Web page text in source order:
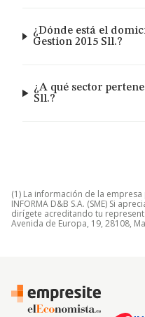
¿Dónde está el
Gestion 2015 Sll.?
¿A qué sector
Sll.?
(1) La información de la
INFORMA D&B S.A. (SME) Si
dirígete acreditando tu
Avenida de Europa, 19, 28108,